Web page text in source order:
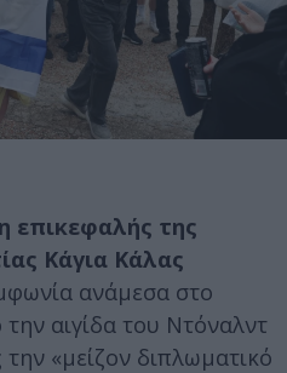
επικεφαλής της
Κάγια Κάλας
ανάμεσα στο
αιγίδα του Ντόναλντ
«μείζον διπλωματικό